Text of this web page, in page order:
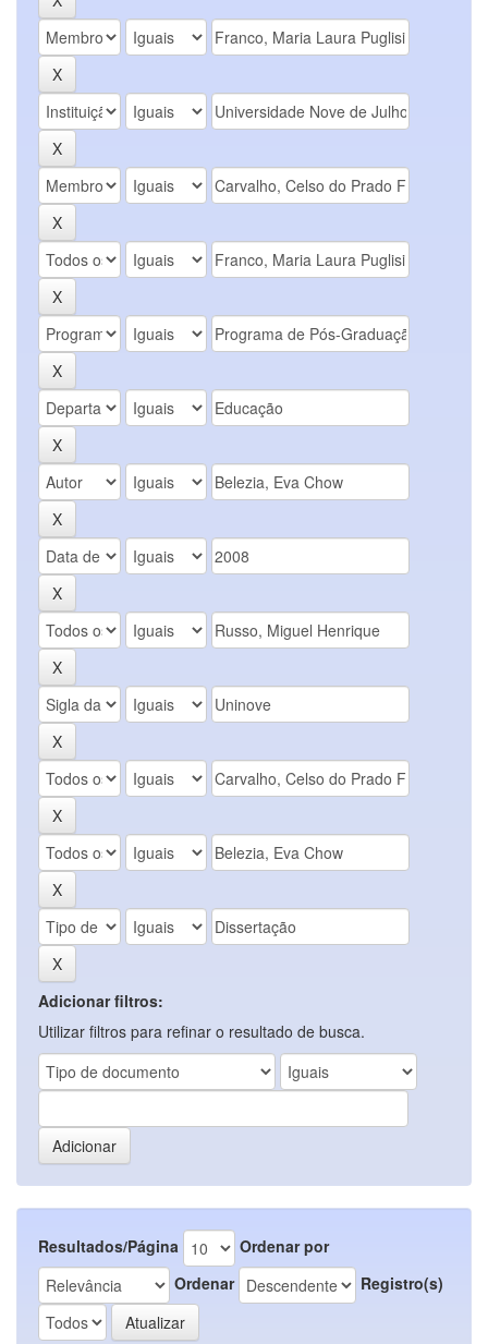
Adicionar filtros:
Utilizar filtros para refinar o resultado de busca.
Resultados/Página
Ordenar por
Ordenar
Registro(s)